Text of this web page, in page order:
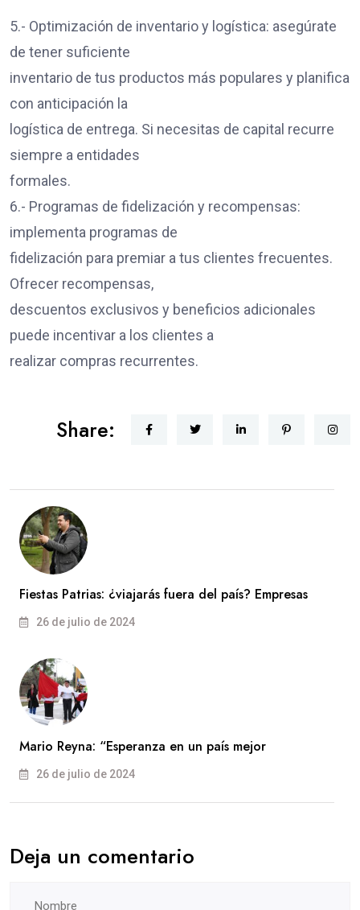
5.- Optimización de inventario y logística: asegúrate
de tener suficiente
inventario de tus productos más populares y planifica
con anticipación la
logística de entrega. Si necesitas de capital recurre
siempre a entidades
formales.
6.- Programas de fidelización y recompensas:
implementa programas de
fidelización para premiar a tus clientes frecuentes.
Ofrecer recompensas,
descuentos exclusivos y beneficios adicionales
puede incentivar a los clientes a
realizar compras recurrentes.
Share:
Fiestas Patrias: ¿viajarás fuera del país? Empresas
26 de julio de 2024
Mario Reyna: “Esperanza en un país mejor
26 de julio de 2024
Deja un comentario